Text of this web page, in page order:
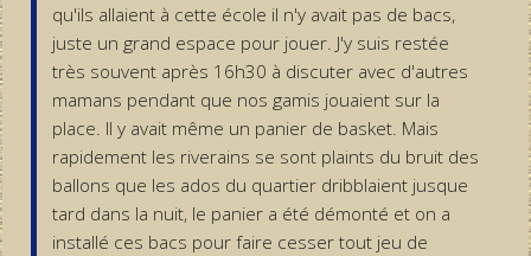
qu'ils allaient à cette école il n'y avait pas de bacs,
juste un grand espace pour jouer. J'y suis restée
très souvent après 16h30 à discuter avec d'autres
mamans pendant que nos gamis jouaient sur la
place. Il y avait même un panier de basket. Mais
rapidement les riverains se sont plaints du bruit des
ballons que les ados du quartier dribblaient jusque
tard dans la nuit, le panier a été démonté et on a
installé ces bacs pour faire cesser tout jeu de